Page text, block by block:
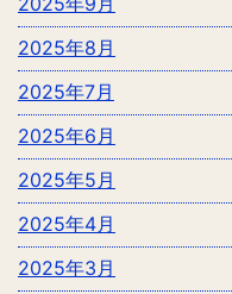
2025年8月
2025年7月
2025年6月
2025年5月
2025年4月
2025年3月